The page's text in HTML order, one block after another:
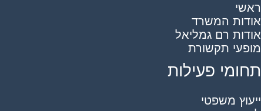
ראשי
אודות המשרד
אודות רם גמליאל
מופעי תקשורת
תחומי פעילות
ייעוץ משפטי